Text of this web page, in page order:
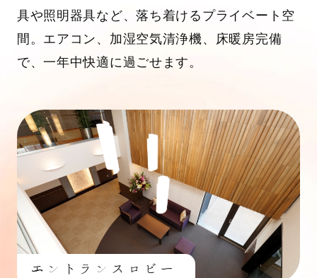
具や照明器具など、落ち着けるプライベート空
間。エアコン、加湿空気清浄機、床暖房完備
で、一年中快適に過ごせます。
エントランスロビー